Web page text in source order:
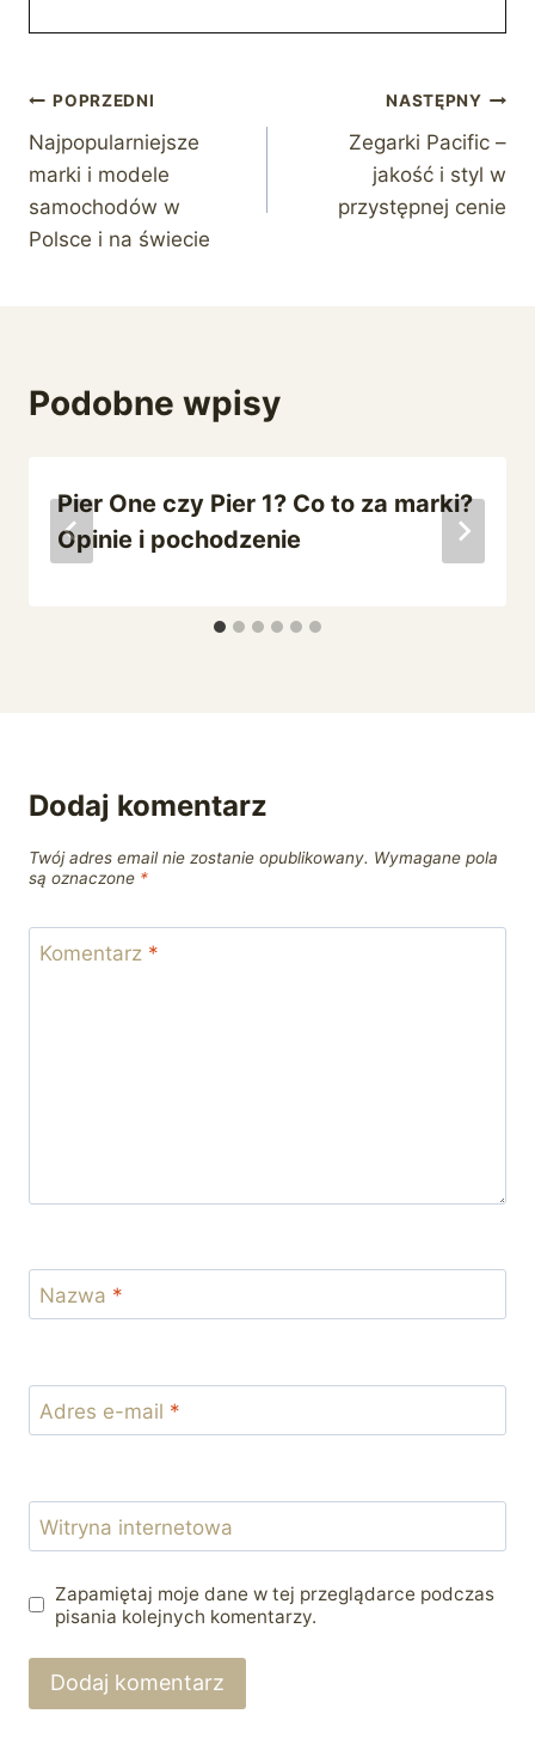
Nawigacja
wpisu
POPRZEDNI
Najpopularniejsze
marki i modele
samochodów w
Polsce i na świecie
NASTĘPNY
Zegarki Pacific –
jakość i styl w
przystępnej cenie
Podobne wpisy
Pier One czy Pier 1? Co to za marki?
Opinie i pochodzenie
Dodaj komentarz
Twój adres email nie zostanie opublikowany. Wymagane pola
są oznaczone *
Komentarz *
Nazwa *
Adres e-mail *
Witryna internetowa
Zapamiętaj moje dane w tej przeglądarce podczas
pisania kolejnych komentarzy.